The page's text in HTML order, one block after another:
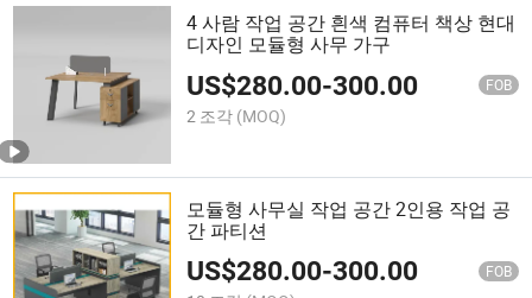
4 사람 작업 공간 흰색 컴퓨터 책상 현대
디자인 모듈형 사무 가구
US$280.00-300.00 FOB
2 조각 (MOQ)
모듈형 사무실 작업 공간 2인용 작업 공
간 파티션
US$280.00-300.00 FOB